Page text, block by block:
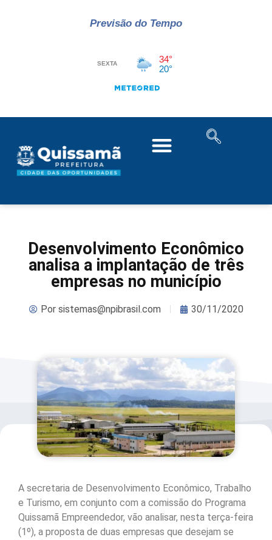
Previsão do Tempo
Desenvolvimento Econômico
analisa a implantação de três
empresas no município
Porsistemas@npibrasil.com 30/11/2020
A secretaria de Desenvolvimento Econômico, Trabalho
e Turismo, em conjunto com a comissão do Programa
Quissamã Empreendedor, vão analisar, nesta terça-feira
(1º), a proposta de duas empresas que desejam se